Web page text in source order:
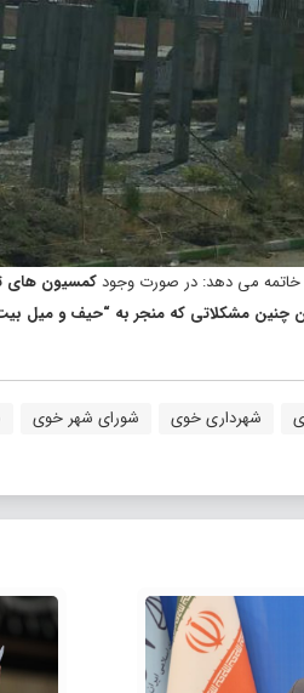
خاتمه می دهد: در صورت وجودکمسیون های
چنین مشکلاتی که منجر به “حیف و میل
شهرداری خوی شورای شهر خوی